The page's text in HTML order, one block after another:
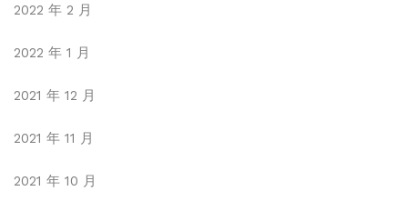
2022 年 2 月
2022 年 1 月
2021 年 12 月
2021 年 11 月
2021 年 10 月